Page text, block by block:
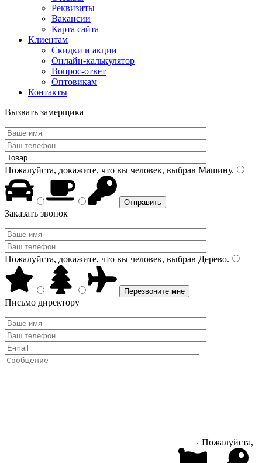
Реквизиты
Вакансии
Карта сайта
Клиентам
Скидки и акции
Онлайн-калькулятор
Вопрос-ответ
Оптовикам
Контакты
Вызвать замерщика
Пожалуйста, докажите, что вы человек, выбрав Машину.
Заказать звонок
Пожалуйста, докажите, что вы человек, выбрав Дерево.
Письмо директору
Пожалуйста,